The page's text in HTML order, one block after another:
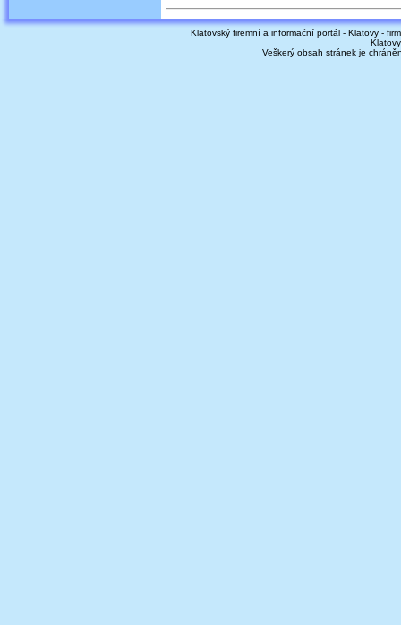
Klatovský firemní a informační portál - Klatovy -
Veškerý obsah stránek je